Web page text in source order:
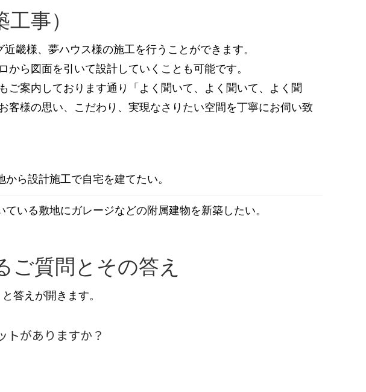
事）
畿様、夢ハウス様の施工を行うことができます。
から図面を引いて設計していくことも可能です。
ご案内しております通り「よく聞いて、よく聞いて、よく聞
客様の思い、こだわり、実現なさりたい空間を丁寧にお伺い致
から設計施工で自宅を建てたい。
ている敷地にガレージなどの附属建物を新築したい。
ご質問とその答え
答えが開きます。
トがありますか？